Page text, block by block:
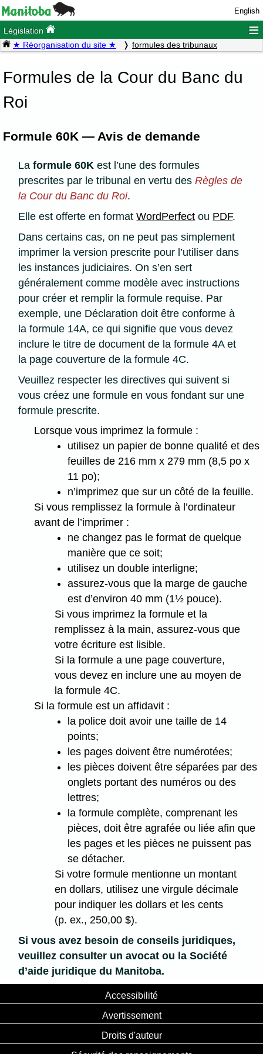
English
Législation ≡
★ Réorganisation du site ★ formules des tribunaux
Formules de la Cour du Banc du
Roi
Formule 60K — Avis de demande
Laformule 60K est l’une des formules
prescrites par le tribunal en vertu desRègles de
la Cour du Banc du Roi.
Elle est offerte en formatWordPerfect ou PDF.
Dans certains cas, on ne peut pas simplement
imprimer la version prescrite pour l’utiliser dans
les instances judiciaires. On s’en sert
généralement comme modèle avec instructions
pour créer et remplir la formule requise. Par
exemple, une Déclaration doit être conforme à
la formule 14A, ce qui signifie que vous devez
inclure le titre de document de la formule 4A et
la page couverture de la formule 4C.
Veuillez respecter les directives qui suivent si
vous créez une formule en vous fondant sur une
formule prescrite.
Lorsque vous imprimez la formule :
utilisez un papier de bonne qualité et des
feuilles de 216 mm x 279 mm (8,5 po x
11 po);
n’imprimez que sur un côté de la feuille.
Si vous remplissez la formule à l’ordinateur
avant de l’imprimer :
ne changez pas le format de quelque
manière que ce soit;
utilisez un double interligne;
assurez-vous que la marge de gauche
est d’environ 40 mm (1½ pouce).
Si vous imprimez la formule et la
remplissez à la main, assurez-vous que
votre écriture est lisible.
Si la formule a une page couverture,
vous devez en inclure une au moyen de
la formule 4C.
Si la formule est un affidavit :
la police doit avoir une taille de 14
points;
les pages doivent être numérotées;
les pièces doivent être séparées par des
onglets portant des numéros ou des
lettres;
la formule complète, comprenant les
pièces, doit être agrafée ou liée afin que
les pages et les pièces ne puissent pas
se détacher.
Si votre formule mentionne un montant
en dollars, utilisez une virgule décimale
pour indiquer les dollars et les cents
(p. ex., 250,00 $).
Si vous avez besoin de conseils juridiques,
veuillez consulter un avocat ou la Société
d’aide juridique du Manitoba.
Accessibilité
Avertissement
Droits d'auteur